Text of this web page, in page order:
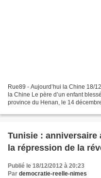
Rue89 - Aujourd’hui la Chine 18/
la Chine Le père d’un enfant
province du Henan, le 14
Tunisie : anniversaire
la répression de la
Publié le 18/12/2012 à 20:23
Par democratie-reelle-nimes